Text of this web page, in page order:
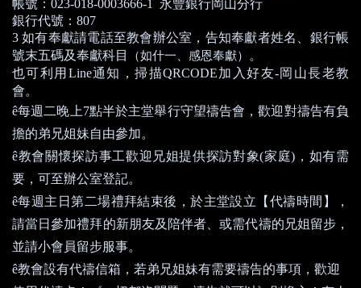
帳號： 023-018-0003666-1 永豐銀行岡山分行
銀行代號： 807
3 如有奉獻請電話至教會辦公室，告知奉獻者姓名、銀行帳
號末五碼及奉獻科目
（如什一、感恩奉獻）
。
也可利用 Line通知，掃描QRCODE加入好友-岡山長老教
會。
ê每週二晚上7點半於主堂舉行守望禱告會，歡迎對禱告有負
擔的弟兄姐妹自由參加。
ê教會關懷探訪事工歡迎兄姐提供探訪對象(家庭) ，如有需
要，可至辦公室登記。
ê每週主日第二場禮拜結束後，於主堂設立【代禱時間】，
請當日參加禮拜的新朋友及陪伴者、或需代禱的兄姐留步，
並請小會員留步服事。
ê教會設有代禱信箱，若弟兄姐妹有需要禱告的事項，歡迎